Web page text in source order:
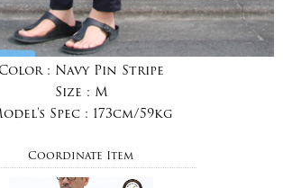
Color : Navy Pin Stripe
Size : M
Spec : 173cm/59kg
Coordinate Item